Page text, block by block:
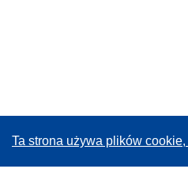
Ta strona używa plików cookie,